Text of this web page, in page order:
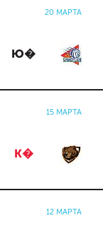
20 МАРТА
Ю�
15 МАРТА
К�
12 МАРТА